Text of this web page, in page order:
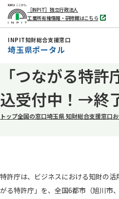
へ
移
［INPIT］独立行政法人
工業所有権情報・研修館はこちら
別
タ
INPIT知財総合支援窓口
埼玉県ポータル
「つながる特
込受付中！→終
トップ全国の窓口埼玉県 知財総合支援窓口
特許庁は、ビジネスにおける知財の
がる特許庁」を、全国6都市（旭川市